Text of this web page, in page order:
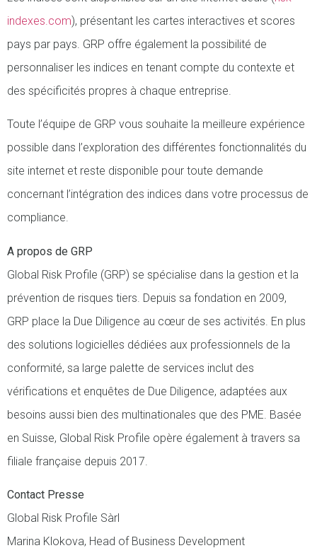
indexes.com), présentant les cartes interactives et scores
pays par pays. GRP offre également la possibilité de
personnaliser les indices en tenant compte du contexte et
des spécificités propres à chaque entreprise.
Toute l’équipe de GRP vous souhaite la meilleure expérience
possible dans l’exploration des différentes fonctionnalités du
site internet et reste disponible pour toute demande
concernant l’intégration des indices dans votre processus de
compliance.
A propos de GRP
Global Risk Profile (GRP) se spécialise dans la gestion et la
prévention de risques tiers. Depuis sa fondation en 2009,
GRP place la Due Diligence au cœur de ses activités. En plus
des solutions logicielles dédiées aux professionnels de la
conformité, sa large palette de services inclut des
vérifications et enquêtes de Due Diligence, adaptées aux
besoins aussi bien des multinationales que des PME. Basée
en Suisse, Global Risk Profile opère également à travers sa
filiale française depuis 2017.
Contact Presse
Global Risk Profile Sàrl
Marina Klokova, Head of Business Development